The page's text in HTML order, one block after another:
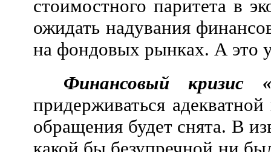
стоимостного паритета в
ожидать надувания
на фондовых рынках. А это
Финансовый кризис
придерживаться
обращения будет снята. В